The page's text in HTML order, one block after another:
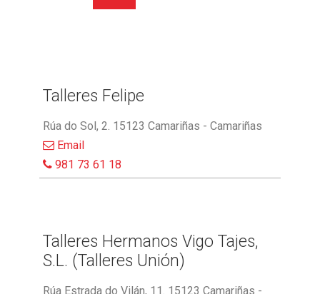
Talleres Felipe
Rúa do Sol, 2. 15123 Camariñas - Camariñas
Email
981 73 61 18
Talleres Hermanos Vigo Tajes,
S.L. (Talleres Unión)
Rúa Estrada do Vilán, 11. 15123 Camariñas -